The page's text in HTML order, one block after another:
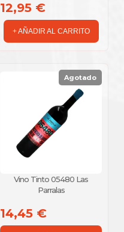
12,95 €
+ AÑADIR AL CARRITO
Vino Tinto 05480 Las
Parralas
14,45 €
Agotado